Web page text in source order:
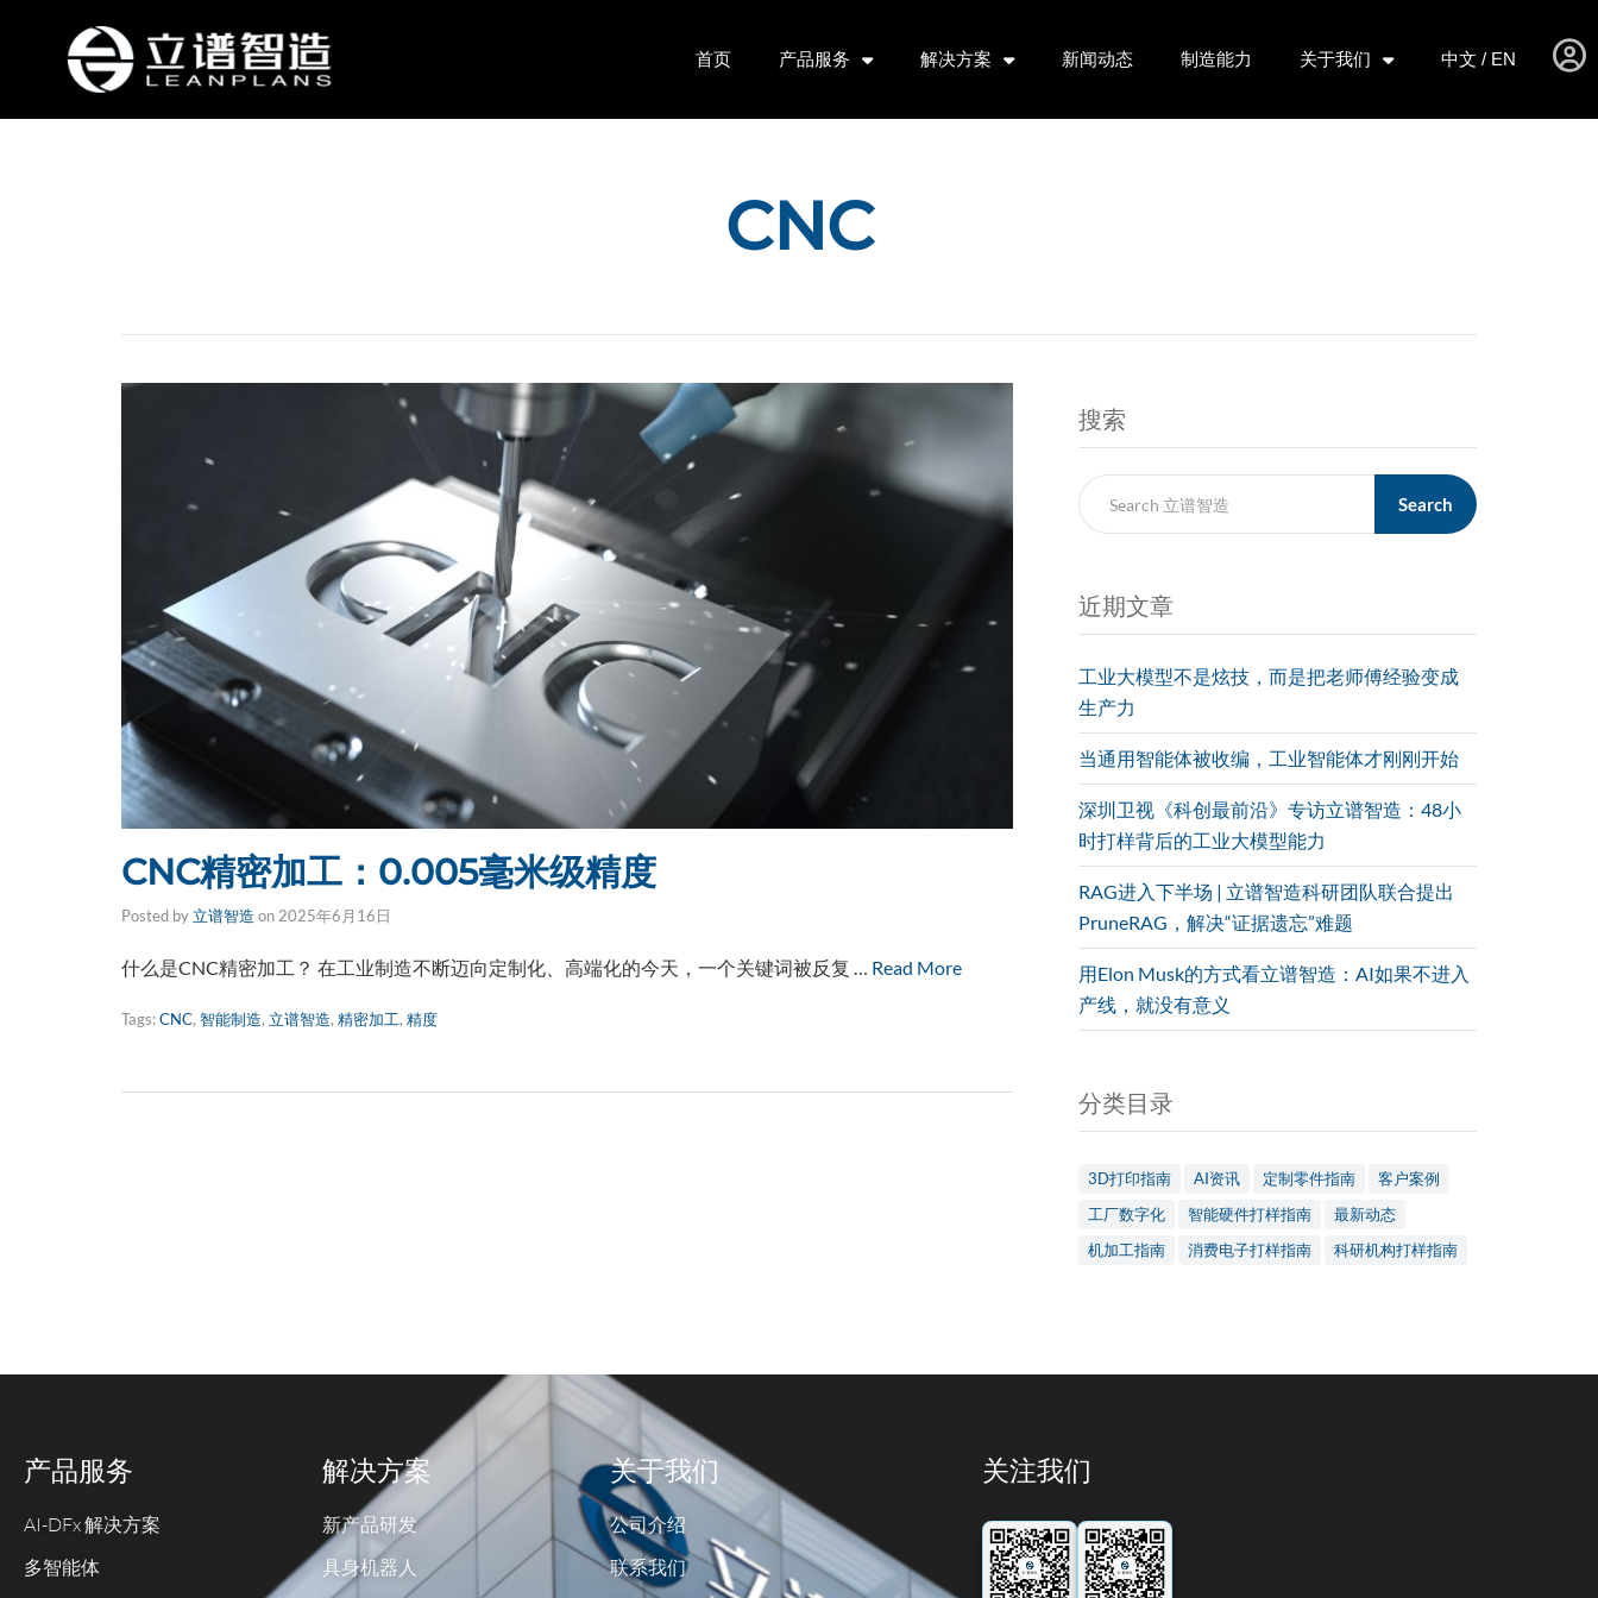
首页 产品服务 解决方案 新闻动态 制造能力 关于我们 中文 / EN
CNC
CNC精密加工：0.005毫米级精度
Posted by 立谱智造 on 2025年6月16日
什么是CNC精密加工？ 在工业制造不断迈向定制化、高端化的今天，一个关键词被反复 … Read More
Tags:CNC, 智能制造, 立谱智造, 精密加工, 精度
搜索
Search
近期文章
工业大模型不是炫技，而是把老师傅经验变成
生产力
当通用智能体被收编，工业智能体才刚刚开始
深圳卫视《科创最前沿》专访立谱智造：48小
时打样背后的工业大模型能力
RAG进入下半场 | 立谱智造科研团队联合提出
PruneRAG，解决“证据遗忘”难题
用Elon Musk的方式看立谱智造：AI如果不进入
产线，就没有意义
分类目录
3D打印指南 AI资讯 定制零件指南
客户案例
工厂数字化
智能硬件打样指南
最新动态
机加工指南
消费电子打样指南 科研机构打样指南
产品服务
AI-DFx 解决方案
多智能体
解决方案
新产品研发
具身机器人
关于我们
公司介绍
联系我们
关注我们